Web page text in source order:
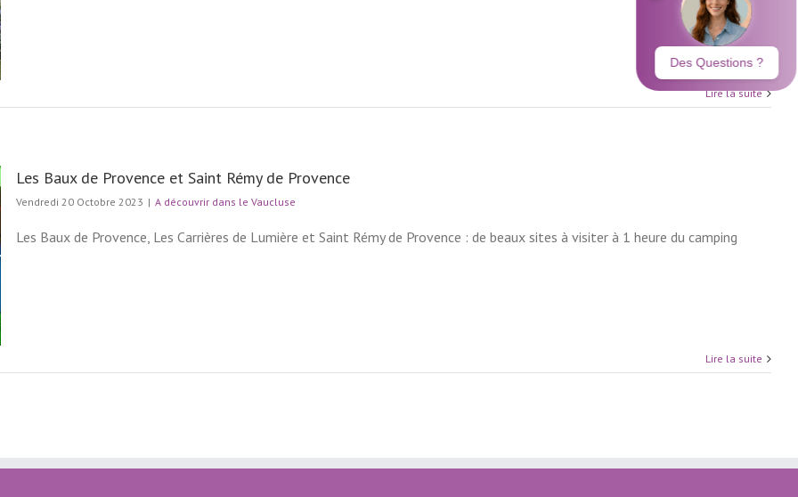
Lire la suite
Les Baux de Provence et Saint Rémy de Provence
Vendredi 20 Octobre 2023 | A découvrir dans le Vaucluse
Les Baux de Provence, Les Carrières de Lumière et Saint Rémy de Provence : de beaux sites à visiter à 1 heure du camping
Lire la suite